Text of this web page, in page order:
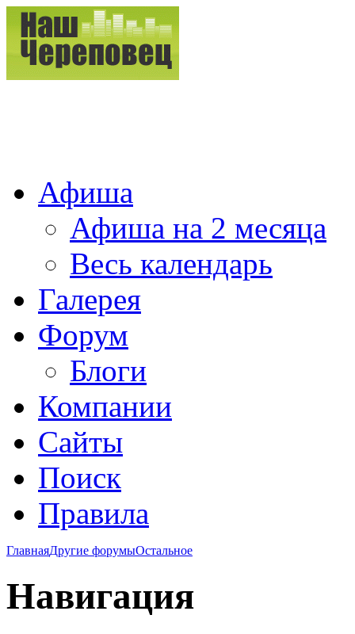
Афиша
Афиша на 2 месяца
Весь календарь
Галерея
Форум
Блоги
Компании
Сайты
Поиск
Правила
ГлавнаяДругие форумыОстальное
Навигация